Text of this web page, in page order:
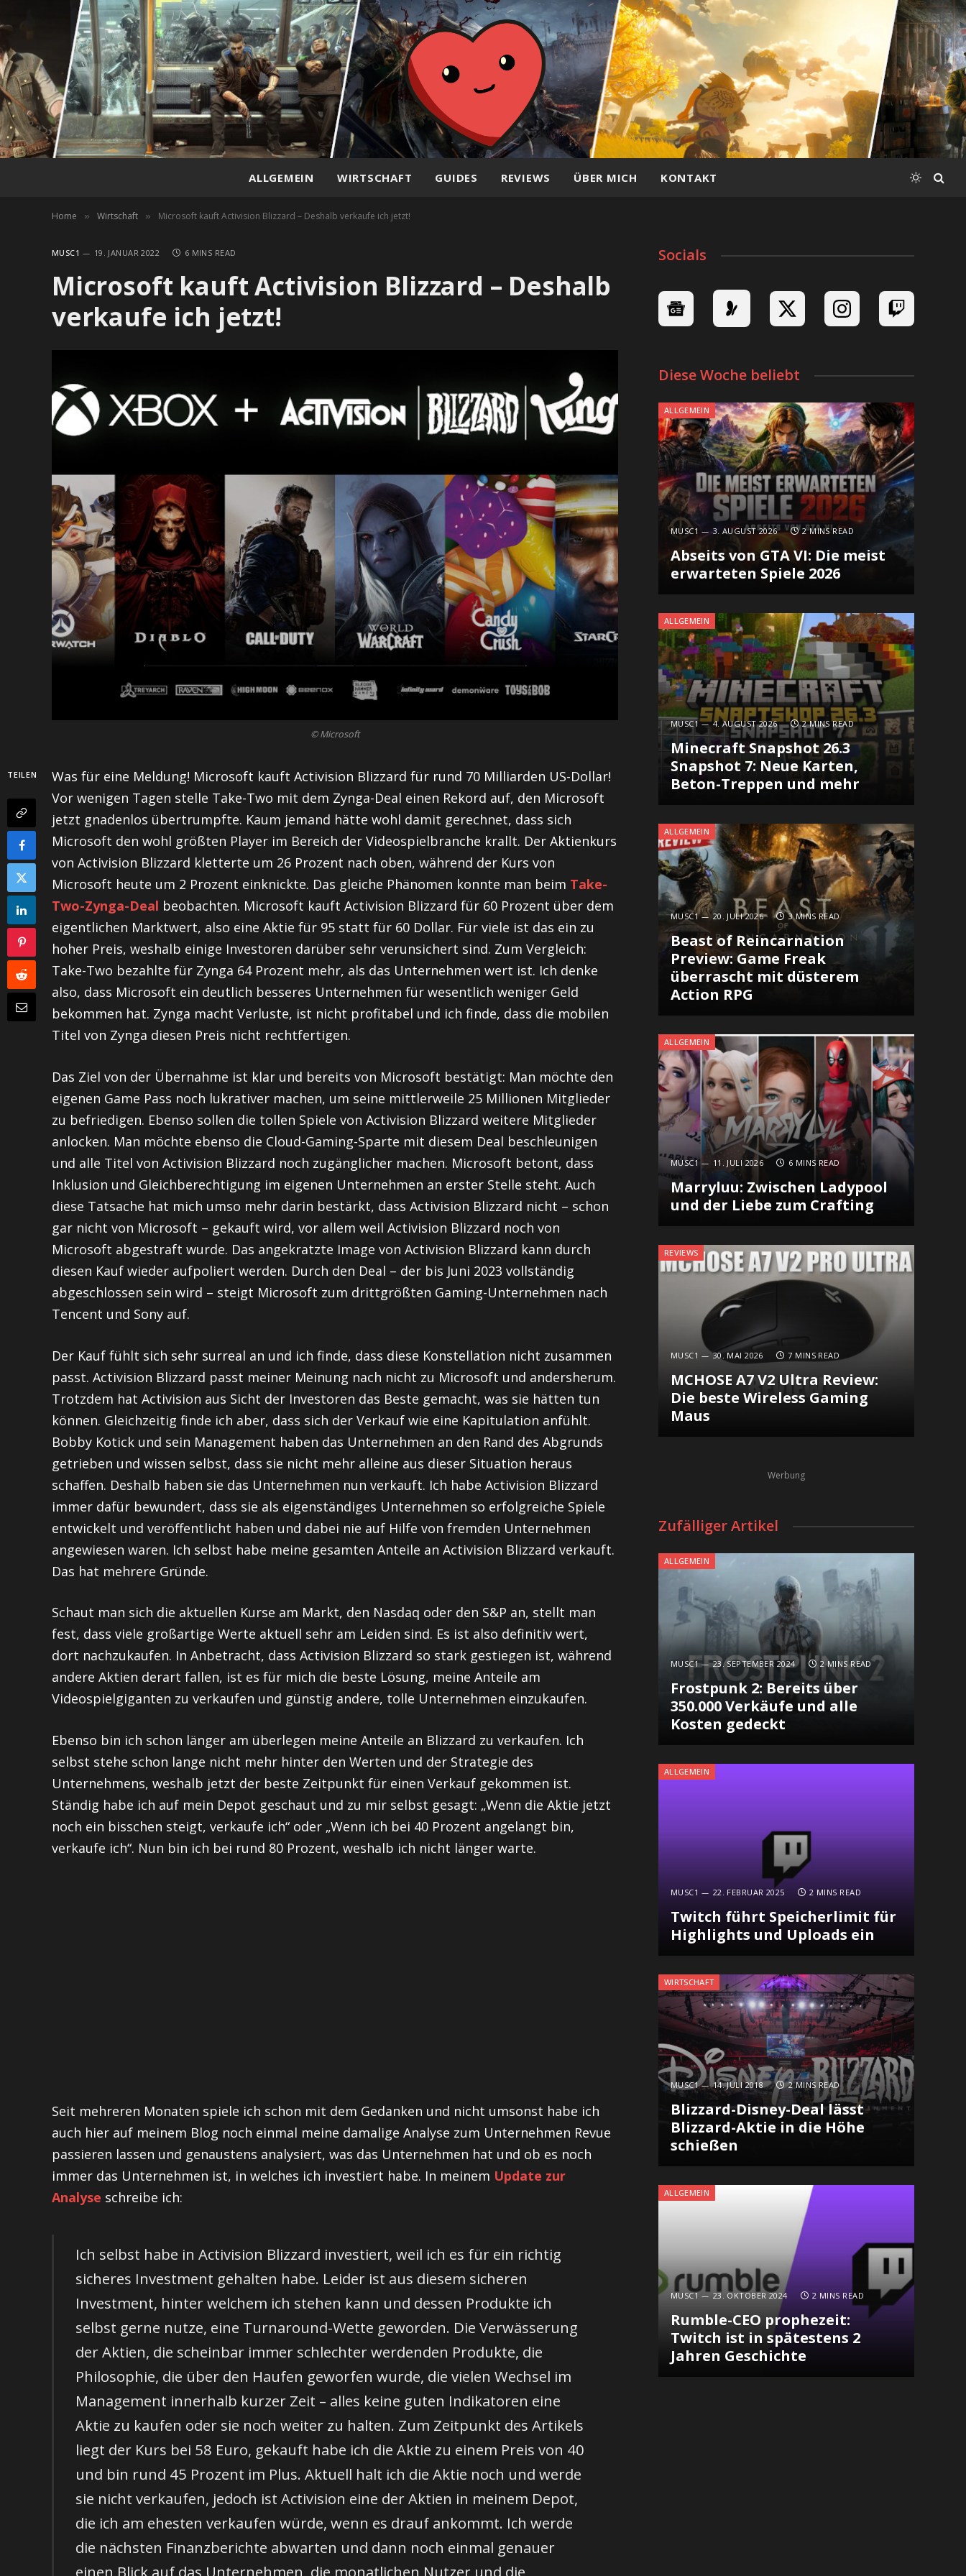
ALLGEMEIN WIRTSCHAFT GUIDES REVIEWS ÜBER MICH KONTAKT
Home » Wirtschaft » Microsoft kauft Activision Blizzard – Deshalb verkaufe ich jetzt!
MUSC1 19. JANUAR 2022 6 MINS READ
Microsoft kauft Activision Blizzard – Deshalb
verkaufe ich jetzt!
© Microsoft
TEILEN
Was für eine Meldung! Microsoft kauft Activision Blizzard für rund 70 Milliarden US-Dollar!
Vor wenigen Tagen stelle Take-Two mit dem Zynga-Deal einen Rekord auf, den Microsoft
jetzt gnadenlos übertrumpfte. Kaum jemand hätte wohl damit gerechnet, dass sich
Microsoft den wohl größten Player im Bereich der Videospielbranche krallt. Der Aktienkurs
von Activision Blizzard kletterte um 26 Prozent nach oben, während der Kurs von
Microsoft heute um 2 Prozent einknickte. Das gleiche Phänomen konnte man beim Take-
Two-Zynga-Deal beobachten. Microsoft kauft Activision Blizzard für 60 Prozent über dem
eigentlichen Marktwert, also eine Aktie für 95 statt für 60 Dollar. Für viele ist das ein zu
hoher Preis, weshalb einige Investoren darüber sehr verunsichert sind. Zum Vergleich:
Take-Two bezahlte für Zynga 64 Prozent mehr, als das Unternehmen wert ist. Ich denke
also, dass Microsoft ein deutlich besseres Unternehmen für wesentlich weniger Geld
bekommen hat. Zynga macht Verluste, ist nicht profitabel und ich finde, dass die mobilen
Titel von Zynga diesen Preis nicht rechtfertigen.
Das Ziel von der Übernahme ist klar und bereits von Microsoft bestätigt: Man möchte den
eigenen Game Pass noch lukrativer machen, um seine mittlerweile 25 Millionen Mitglieder
zu befriedigen. Ebenso sollen die tollen Spiele von Activision Blizzard weitere Mitglieder
anlocken. Man möchte ebenso die Cloud-Gaming-Sparte mit diesem Deal beschleunigen
und alle Titel von Activision Blizzard noch zugänglicher machen. Microsoft betont, dass
Inklusion und Gleichberechtigung im eigenen Unternehmen an erster Stelle steht. Auch
diese Tatsache hat mich umso mehr darin bestärkt, dass Activision Blizzard nicht – schon
gar nicht von Microsoft – gekauft wird, vor allem weil Activision Blizzard noch von
Microsoft abgestraft wurde. Das angekratzte Image von Activision Blizzard kann durch
diesen Kauf wieder aufpoliert werden. Durch den Deal – der bis Juni 2023 vollständig
abgeschlossen sein wird – steigt Microsoft zum drittgrößten Gaming-Unternehmen nach
Tencent und Sony auf.
Der Kauf fühlt sich sehr surreal an und ich finde, dass diese Konstellation nicht zusammen
passt. Activision Blizzard passt meiner Meinung nach nicht zu Microsoft und andersherum.
Trotzdem hat Activision aus Sicht der Investoren das Beste gemacht, was sie hätten tun
können. Gleichzeitig finde ich aber, dass sich der Verkauf wie eine Kapitulation anfühlt.
Bobby Kotick und sein Management haben das Unternehmen an den Rand des Abgrunds
getrieben und wissen selbst, dass sie nicht mehr alleine aus dieser Situation heraus
schaffen. Deshalb haben sie das Unternehmen nun verkauft. Ich habe Activision Blizzard
immer dafür bewundert, dass sie als eigenständiges Unternehmen so erfolgreiche Spiele
entwickelt und veröffentlicht haben und dabei nie auf Hilfe von fremden Unternehmen
angewiesen waren. Ich selbst habe meine gesamten Anteile an Activision Blizzard verkauft.
Das hat mehrere Gründe.
Schaut man sich die aktuellen Kurse am Markt, den Nasdaq oder den S&P an, stellt man
fest, dass viele großartige Werte aktuell sehr am Leiden sind. Es ist also definitiv wert,
dort nachzukaufen. In Anbetracht, dass Activision Blizzard so stark gestiegen ist, während
andere Aktien derart fallen, ist es für mich die beste Lösung, meine Anteile am
Videospielgiganten zu verkaufen und günstig andere, tolle Unternehmen einzukaufen.
Ebenso bin ich schon länger am überlegen meine Anteile an Blizzard zu verkaufen. Ich
selbst stehe schon lange nicht mehr hinter den Werten und der Strategie des
Unternehmens, weshalb jetzt der beste Zeitpunkt für einen Verkauf gekommen ist.
Ständig habe ich auf mein Depot geschaut und zu mir selbst gesagt: „Wenn die Aktie jetzt
noch ein bisschen steigt, verkaufe ich“ oder „Wenn ich bei 40 Prozent angelangt bin,
verkaufe ich“. Nun bin ich bei rund 80 Prozent, weshalb ich nicht länger warte.
Seit mehreren Monaten spiele ich schon mit dem Gedanken und nicht umsonst habe ich
auch hier auf meinem Blog noch einmal meine damalige Analyse zum Unternehmen Revue
passieren lassen und genaustens analysiert, was das Unternehmen hat und ob es noch
immer das Unternehmen ist, in welches ich investiert habe. In meinem Update zur
Analyse schreibe ich:
Ich selbst habe in Activision Blizzard investiert, weil ich es für ein richtig
sicheres Investment gehalten habe. Leider ist aus diesem sicheren
Investment, hinter welchem ich stehen kann und dessen Produkte ich
selbst gerne nutze, eine Turnaround-Wette geworden. Die Verwässerung
der Aktien, die scheinbar immer schlechter werdenden Produkte, die
Philosophie, die über den Haufen geworfen wurde, die vielen Wechsel im
Management innerhalb kurzer Zeit – alles keine guten Indikatoren eine
Aktie zu kaufen oder sie noch weiter zu halten. Zum Zeitpunkt des Artikels
liegt der Kurs bei 58 Euro, gekauft habe ich die Aktie zu einem Preis von 40
und bin rund 45 Prozent im Plus. Aktuell halt ich die Aktie noch und werde
sie nicht verkaufen, jedoch ist Activision eine der Aktien in meinem Depot,
die ich am ehesten verkaufen würde, wenn es drauf ankommt. Ich werde
die nächsten Finanzberichte abwarten und dann noch einmal genauer
einen Blick auf das Unternehmen, die monatlichen Nutzer und die
Socials
Diese Woche beliebt
ALLGEMEIN
MUSC1 3. AUGUST 2026 2 MINS READ
Abseits von GTA VI: Die meist
erwarteten Spiele 2026
ALLGEMEIN
MUSC1 4. AUGUST 2026 2 MINS READ
Minecraft Snapshot 26.3
Snapshot 7: Neue Karten,
Beton-Treppen und mehr
ALLGEMEIN
MUSC1 20. JULI 2026 3 MINS READ
Beast of Reincarnation
Preview: Game Freak
überrascht mit düsterem
Action RPG
ALLGEMEIN
MUSC1 11. JULI 2026 6 MINS READ
Marryluu: Zwischen Ladypool
und der Liebe zum Crafting
REVIEWS
MUSC1 30. MAI 2026 7 MINS READ
MCHOSE A7 V2 Ultra Review:
Die beste Wireless Gaming
Maus
Werbung
Zufälliger Artikel
ALLGEMEIN
MUSC1 23. SEPTEMBER 2024 2 MINS READ
Frostpunk 2: Bereits über
350.000 Verkäufe und alle
Kosten gedeckt
ALLGEMEIN
MUSC1 22. FEBRUAR 2025 2 MINS READ
Twitch führt Speicherlimit für
Highlights und Uploads ein
WIRTSCHAFT
MUSC1 14. JULI 2018 2 MINS READ
Blizzard-Disney-Deal lässt
Blizzard-Aktie in die Höhe
schießen
ALLGEMEIN
MUSC1 23. OKTOBER 2024 2 MINS READ
Rumble-CEO prophezeit:
Twitch ist in spätestens 2
Jahren Geschichte